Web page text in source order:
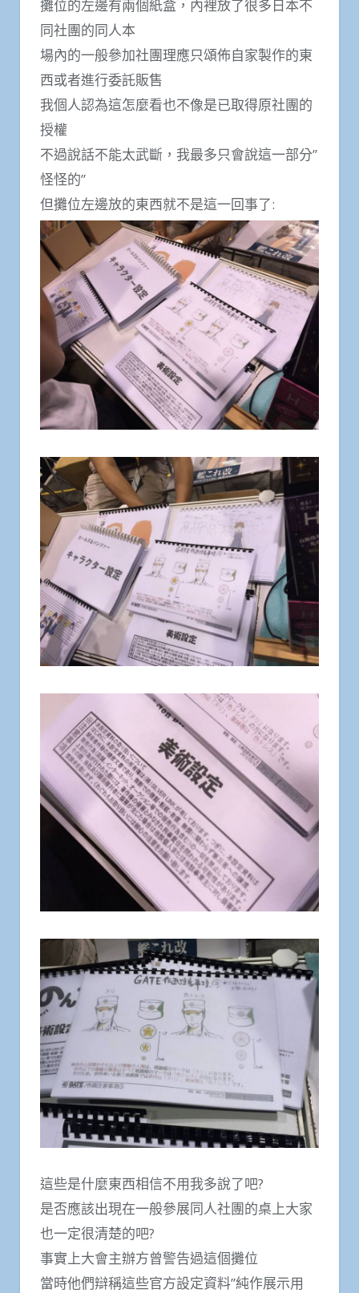
攤位的左邊有兩個紙盒，內裡放了很多日本不
同社團的同人本
場內的一般參加社團理應只頌佈自家製作的東
西或者進行委託販售
我個人認為這怎麼看也不像是已取得原社團的
授權
不過說話不能太武斷，我最多只會說這一部分”
怪怪的”
但攤位左邊放的東西就不是這一回事了:
這些是什麼東西相信不用我多說了吧?
是否應該出現在一般參展同人社團的桌上大家
也一定很清楚的吧?
事實上大會主辦方曾警告過這個攤位
當時他們辯稱這些官方設定資料”純作展示用